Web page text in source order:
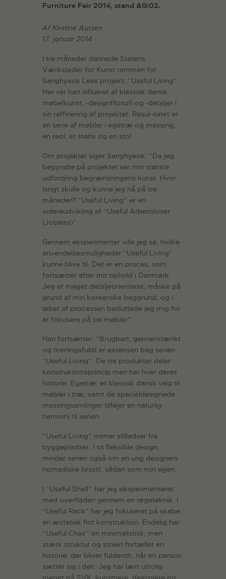
Furniture Fair 2014, stand AG:02.
Af Kirstine Autzen
17. januar 2014
I tre måneder dannede Statens
Værksteder for Kunst rammen for
Sanghyeok Lees projekt; ”Useful Living”.
Her var han influeret af klassisk dansk
møbelkunst, -designfilosofi og -detaljer i
sin raffinering af projektet. Resul¬tatet er
en serie af møbler i egetræ og messing;
en reol, et stativ og en stol.
Om projektet siger Sanghyeok: ”Da jeg
begyndte på projektet var min største
udfordring begrænsningens kunst. Hvor
langt skulle og kunne jeg nå på tre
måneder? ”Useful Living” er en
videreudvikling af “Useful Arbeitsloser
(Jobless)”.
Gennem eksperimenter ville jeg se, hvilke
anvendelsesmuligheder ”Useful Living”
kunne blive til. Det er en proces, som
fortsætter efter mit ophold i Danmark.
Jeg er meget detaljeorienteret, måske på
grund af min koreanske baggrund, og i
løbet af processen besluttede jeg mig for
at fokusere på tre møbler”.
Han fortsætter: ”Brugbart, gennemtænkt
og meningsfuldt er essensen bag serien
”Useful Living”. De tre produkter deler
konstruktionsprincip men har hver deres
historie. Egetræ, et klassisk dansk valg til
møbler i træ, samt de specialdesignede
messingsamlinger tilføjer en naturlig
harmoni til serien.
“Useful Living” mimer stilladser fra
byggepladser. I sit fleksible design,
minder serien også om en ung designers
nomadiske livsstil, sådan som min egen.
I ”Useful Shelf” har jeg eksperimenteret
med overfladen gennem en røgeteknik. I
”Useful Rack” har jeg fokuseret på skabe
en æstetisk flot konstruktion. Endelig har
“Useful Chair” en minimalistisk, men
stærk struktur og stolen fortæller en
historie, der bliver fuldendt, når en person
sætter sig i den. Jeg har lært utrolig